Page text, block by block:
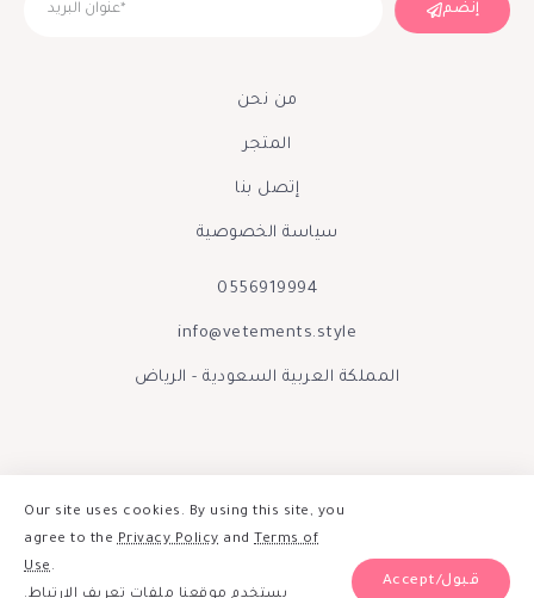
إنضم
من نحن
المتجر
إتصل بنا
سياسة الخصوصية
0556919994
info@vetements.style
المملكة العربية السعودية - الرياض
Our site uses cookies. By using this site, you
agree to thePrivacy Policy and Terms of
Use.
Accept/قبول